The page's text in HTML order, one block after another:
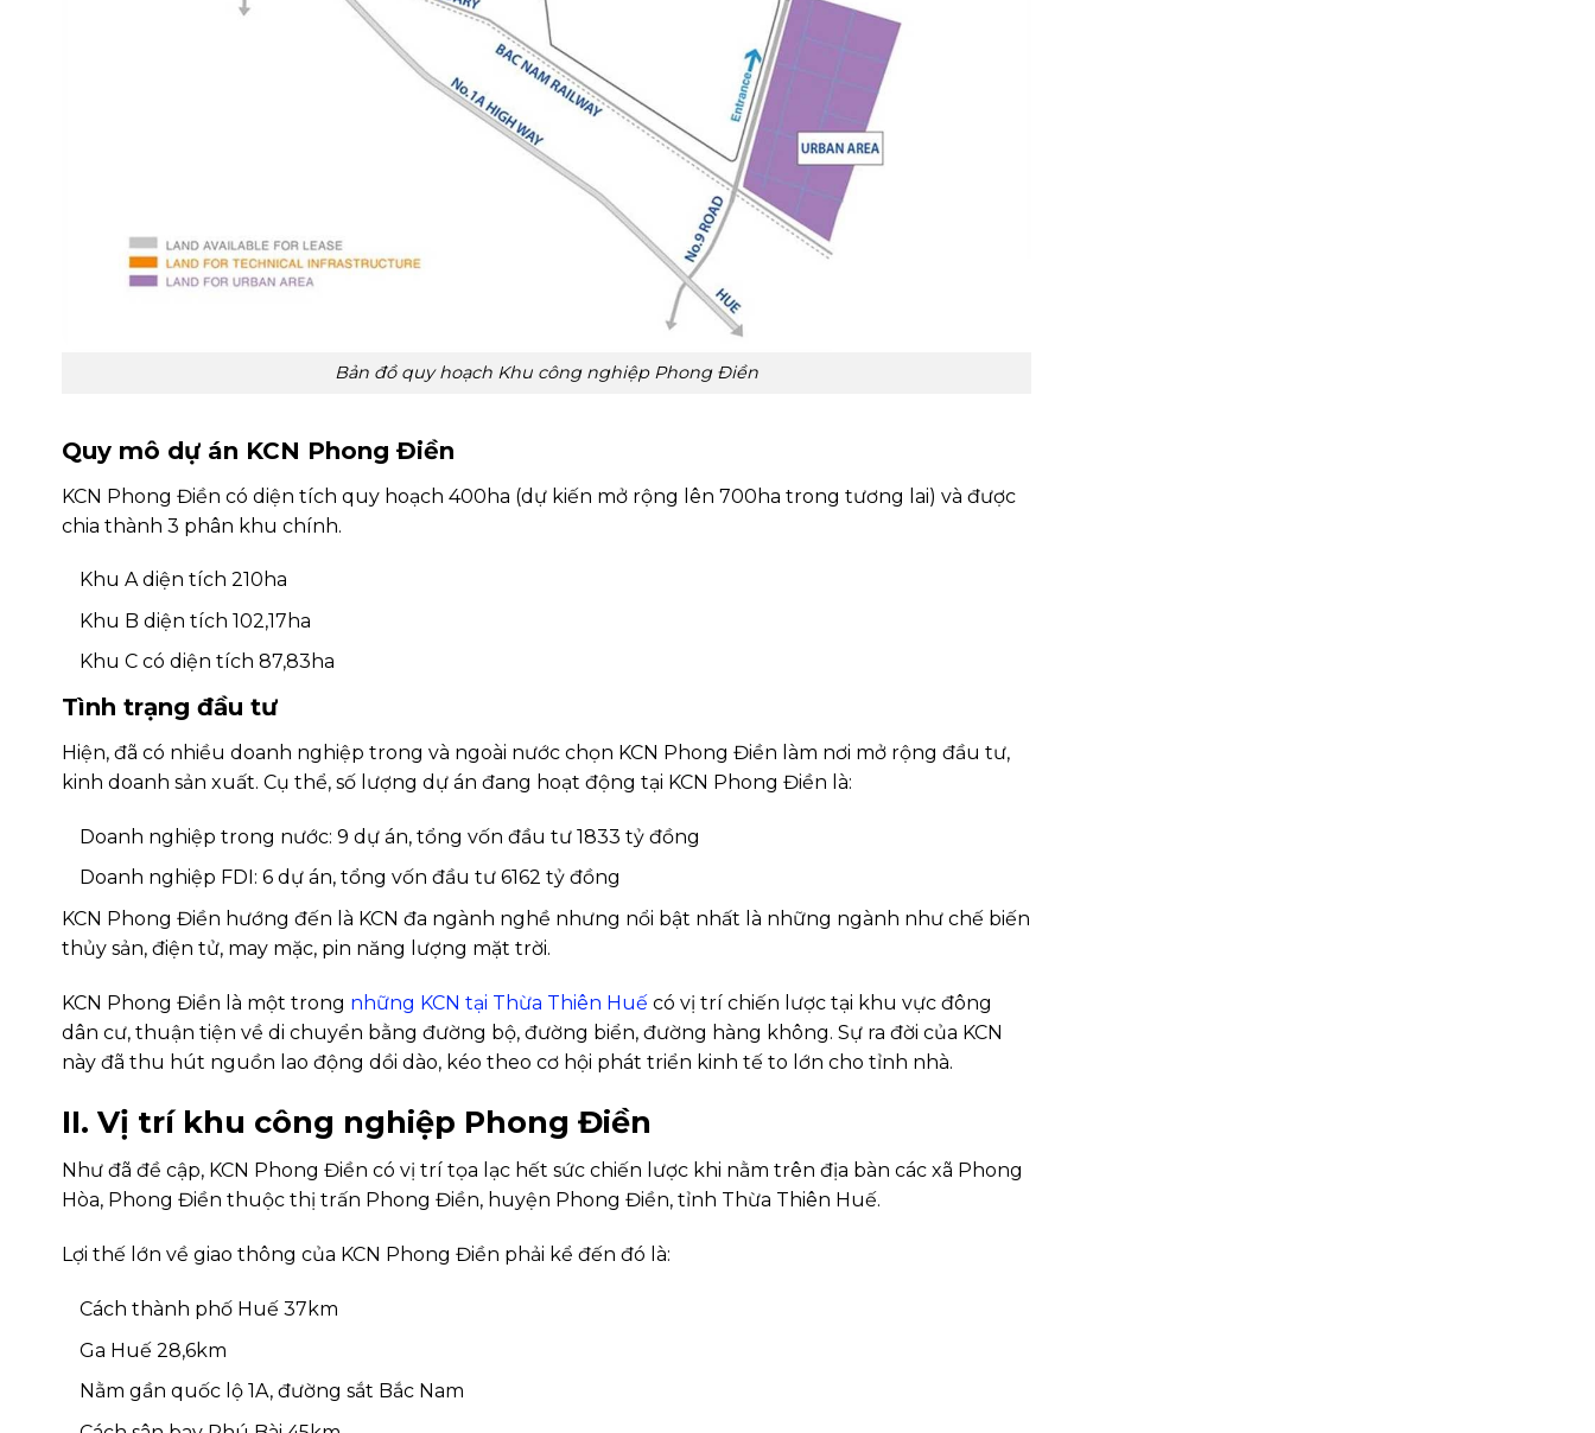
Bản đồ quy hoạch Khu công nghiệp Phong Điền
Quy mô dự án KCN Phong Điền
KCN Phong Điền có diện tích quy hoạch 400ha (dự kiến mở rộng lên 700ha trong tương lai) và được
chia thành 3 phân khu chính.
Khu A diện tích 210ha
Khu B diện tích 102,17ha
Khu C có diện tích 87,83ha
Tình trạng đầu tư
Hiện, đã có nhiều doanh nghiệp trong và ngoài nước chọn KCN Phong Điền làm nơi mở rộng đầu tư,
kinh doanh sản xuất. Cụ thể, số lượng dự án đang hoạt động tại KCN Phong Điền là:
Doanh nghiệp trong nước: 9 dự án, tổng vốn đầu tư 1833 tỷ đồng
Doanh nghiệp FDI: 6 dự án, tổng vốn đầu tư 6162 tỷ đồng
KCN Phong Điền hướng đến là KCN đa ngành nghề nhưng nổi bật nhất là những ngành như chế biến
thủy sản, điện tử, may mặc, pin năng lượng mặt trời.
KCN Phong Điền là một trong những KCN tại Thừa Thiên Huế có vị trí chiến lược tại khu vực đông
dân cư, thuận tiện về di chuyển bằng đường bộ, đường biển, đường hàng không. Sự ra đời của KCN
này đã thu hút nguồn lao động dồi dào, kéo theo cơ hội phát triển kinh tế to lớn cho tỉnh nhà.
II. Vị trí khu công nghiệp Phong Điền
Như đã đề cập, KCN Phong Điền có vị trí tọa lạc hết sức chiến lược khi nằm trên địa bàn các xã Phong
Hòa, Phong Điền thuộc thị trấn Phong Điền, huyện Phong Điền, tỉnh Thừa Thiên Huế.
Lợi thế lớn về giao thông của KCN Phong Điền phải kể đến đó là:
Cách thành phố Huế 37km
Ga Huế 28,6km
Nằm gần quốc lộ 1A, đường sắt Bắc Nam